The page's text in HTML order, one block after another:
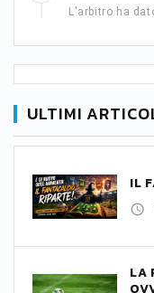
L'arbitro ha
ULTIMI
IL
LA